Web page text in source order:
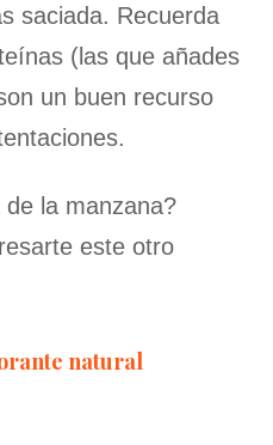
saciada. Recuerda
(las que añades
un buen recurso
la manzana?
este otro
natural